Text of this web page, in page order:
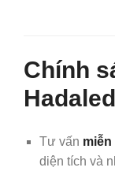
Chính
Hadaled
Tư vấn
diện tích và